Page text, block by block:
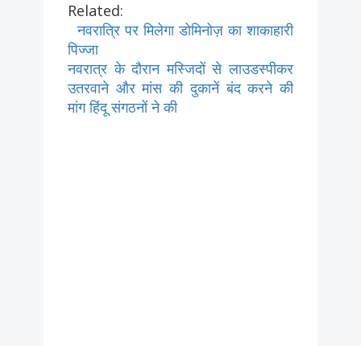
Related:
नवरात्रि पर मिलेगा डोमिनोज़ का शाकाहारी
पिज्जा
नवरात्र के दौरान मस्जिदों से लाउडस्पीकर
उतरवाने और मांस की दुकानें बंद करने की
मांग हिंदू संगठनों ने की